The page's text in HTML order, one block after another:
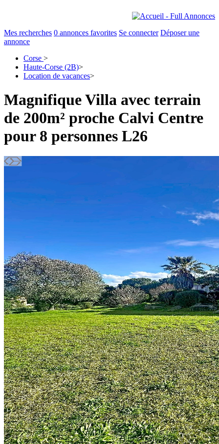
Mes recherches 0 annonces favorites Se connecter Déposer une
annonce
Corse >
Haute-Corse (2B)>
Location de vacances>
Magnifique Villa avec terrain
de 200m² proche Calvi Centre
pour 8 personnes L26